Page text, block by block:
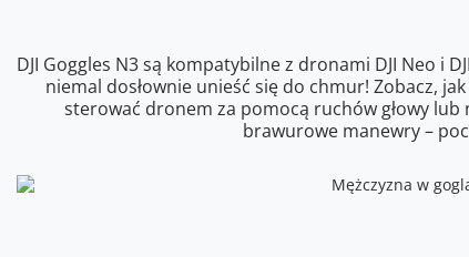
DJI Goggles N3 są kompatybilne z dronami DJI Neo i
niemal dosłownie unieść się do chmur! Zobacz,
sterować dronem za pomocą ruchów głowy lub
brawurowe manewry –